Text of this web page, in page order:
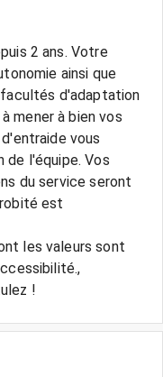
2 ans. Votre
ainsi que
d'adaptation
mener à bien vos
vous
de l'équipe. Vos
du service seront
est
les valeurs sont
!